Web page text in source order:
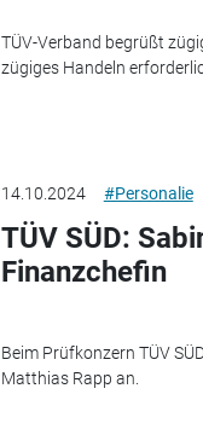
TÜV-Verband begrüßt
zügiges Handeln
14.10.2024 #Personalie
TÜV SÜD:
Finanzchefin
Beim Prüfkonzern TÜV
Matthias Rapp an.